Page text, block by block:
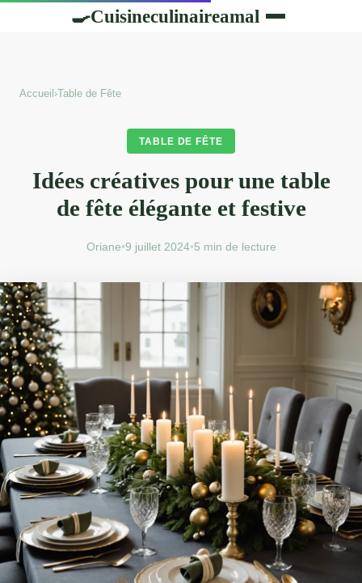
🍳Cuisineculinaireamal
Accueil ›Table de Fête
TABLE DE FÊTE
Idées créatives pour une table
de fête élégante et festive
Oriane•9 juillet 2024•5 min de lecture